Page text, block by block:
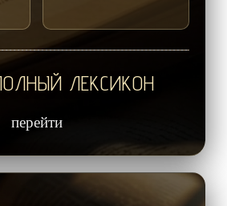
ЛЕКСИКОН
перейти